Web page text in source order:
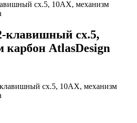
сх.5, 10АХ, механизм
клавишный сх.5,
карбон AtlasDesign